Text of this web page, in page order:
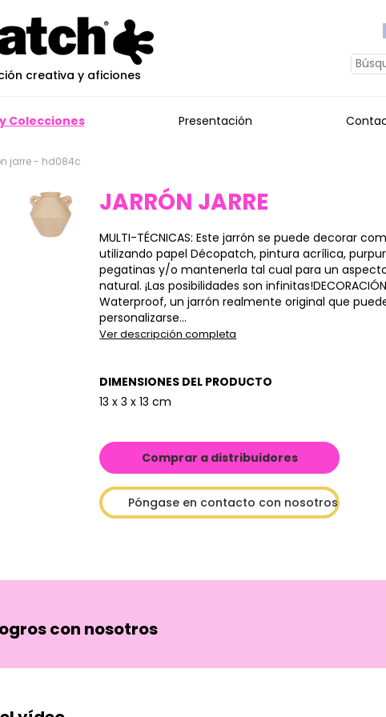
creativa y aficiones
Colecciones Presentación
jarre - hd084c
JARRÓN JARRE
MULTI-TÉCNICAS: Este jarrón se puede decorar
utilizando papel Décopatch, pintura acrílica,
pegatinas y/o mantenerla tal cual para un
natural. ¡Las posibilidades son
Waterproof, un jarrón realmente original que
personalizarse...
Ver descripción completa
DIMENSIONES DEL PRODUCTO
13 x 3 x 13 cm
Comprar a distribuidores
Póngase en contacto con nosotros
con nosotros